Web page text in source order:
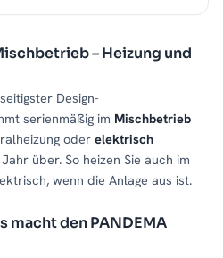
– Heizung und
Design-
serienmäßig im Mischbetrieb
oder elektrisch
über. So heizen Sie auch im
wenn die Anlage aus ist.
macht den PANDEMA